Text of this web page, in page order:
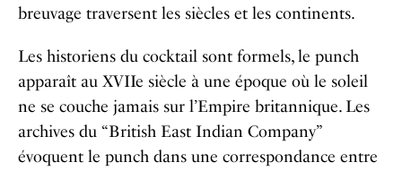
breuvage traversent les siècles et les continents.
Les historiens du cocktail sont formels, le punch
apparaît au XVIIe siècle à une époque où le soleil
ne se couche jamais sur l’Empire britannique. Les
archives du “British East Indian Company”
évoquent le punch dans une correspondance entre